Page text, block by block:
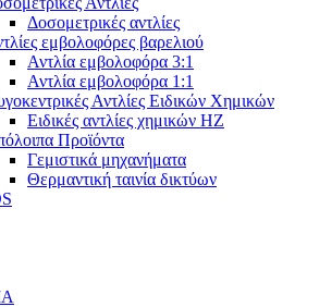
Δοσομετρικές αντλίες
εμβολοφόρες βαρελιού
Αντλία εμβολοφόρα 3:1
Αντλία εμβολοφόρα 1:1
Αντλίες Ειδικών Χημικών
Ειδικές αντλίες χημικών ΗΖ
Προϊόντα
Γεμιστικά μηχανήματα
Θερμαντική ταινία δικτύων